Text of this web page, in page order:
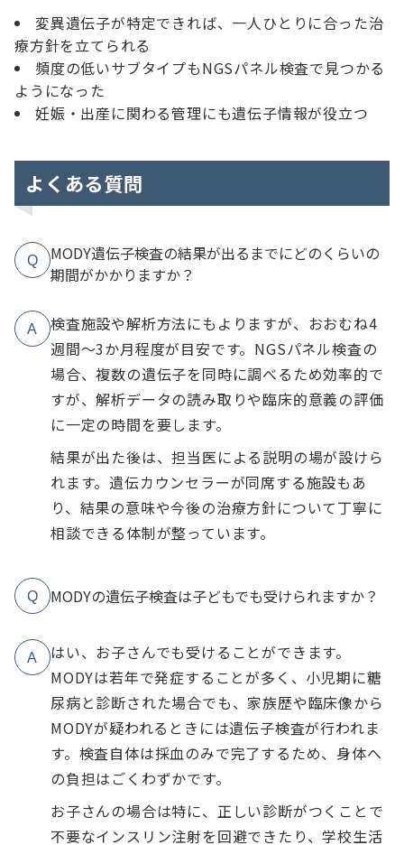
変異遺伝子が特定できれば、一人ひとりに合った治
療方針を立てられる
頻度の低いサブタイプもNGSパネル検査で見つかる
ようになった
妊娠・出産に関わる管理にも遺伝子情報が役立つ
よくある質問
Q
MODY遺伝子検査の結果が出るまでにどのくらいの
期間がかかりますか？
A
検査施設や解析方法にもよりますが、おおむね4
週間～3か月程度が目安です。NGSパネル検査の
場合、複数の遺伝子を同時に調べるため効率的で
すが、解析データの読み取りや臨床的意義の評価
に一定の時間を要します。
結果が出た後は、担当医による説明の場が設けら
れます。遺伝カウンセラーが同席する施設もあ
り、結果の意味や今後の治療方針について丁寧に
相談できる体制が整っています。
Q MODYの遺伝子検査は子どもでも受けられますか？
A
はい、お子さんでも受けることができます。
MODYは若年で発症することが多く、小児期に糖
尿病と診断された場合でも、家族歴や臨床像から
MODYが疑われるときには遺伝子検査が行われま
す。検査自体は採血のみで完了するため、身体へ
の負担はごくわずかです。
お子さんの場合は特に、正しい診断がつくことで
不要なインスリン注射を回避できたり、学校生活